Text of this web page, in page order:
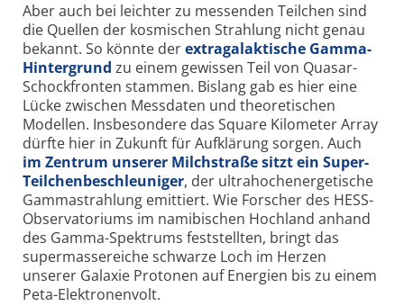
Aber auch bei leichter zu messenden Teilchen sind
die Quellen der kosmischen Strahlung nicht genau
bekannt. So könnte derextragalaktische Gamma-
Hintergrund zu einem gewissen Teil von Quasar-
Schockfronten stammen. Bislang gab es hier eine
Lücke zwischen Messdaten und theoretischen
Modellen. Insbesondere das Square Kilometer Array
dürfte hier in Zukunft für Aufklärung sorgen. Auch
im Zentrum unserer Milchstraße sitzt ein Super-
Teilchenbeschleuniger, der ultrahochenergetische
Gammastrahlung emittiert. Wie Forscher des HESS-
Observatoriums im namibischen Hochland anhand
des Gamma-Spektrums feststellten, bringt das
supermassereiche schwarze Loch im Herzen
unserer Galaxie Protonen auf Energien bis zu einem
Peta-Elektronenvolt.